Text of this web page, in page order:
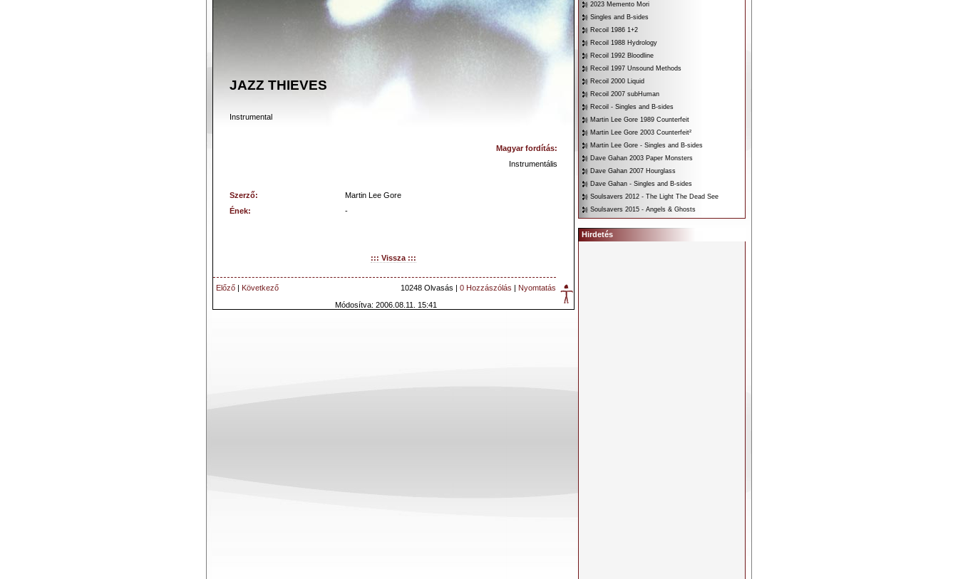
JAZZ THIEVES
Instrumental
Magyar fordítás:
Instrumentális
Szerző:
Martin Lee Gore
Ének:
-
::: Vissza :::
Előző | Következő 10248 Olvasás | 0 Hozzászólás | Nyomtatás
Módosítva: 2006.08.11. 15:41
2023 Memento Mori
Singles and B-sides
Recoil 1986 1+2
Recoil 1988 Hydrology
Recoil 1992 Bloodline
Recoil 1997 Unsound Methods
Recoil 2000 Liquid
Recoil 2007 subHuman
Recoil - Singles and B-sides
Martin Lee Gore 1989 Counterfeit
Martin Lee Gore 2003 Counterfeit²
Martin Lee Gore - Singles and B-sides
Dave Gahan 2003 Paper Monsters
Dave Gahan 2007 Hourglass
Dave Gahan - Singles and B-sides
Soulsavers 2012 - The Light The Dead See
Soulsavers 2015 - Angels & Ghosts
Hirdetés